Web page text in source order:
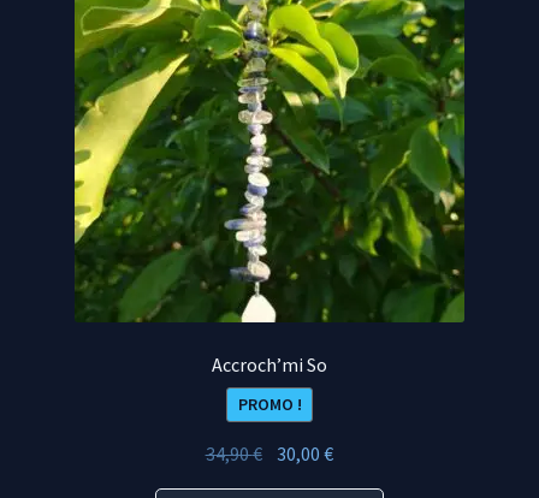
Accroch’mi So
PROMO !
34,90€ Le
prix
30,00€Le
prix